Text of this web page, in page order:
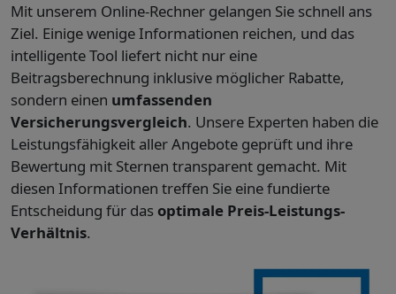
Mit unserem Online-Rechner gelangen Sie schnell ans
Ziel. Einige wenige Informationen reichen, und das
intelligente Tool liefert nicht nur eine
Beitragsberechnung inklusive möglicher Rabatte,
sondern einen umfassenden
Versicherungsvergleich. Unsere Experten haben die
Leistungsfähigkeit aller Angebote geprüft und ihre
Bewertung mit Sternen transparent gemacht. Mit
diesen Informationen treffen Sie eine fundierte
Entscheidung für dasoptimale Preis-Leistungs-
Verhältnis.